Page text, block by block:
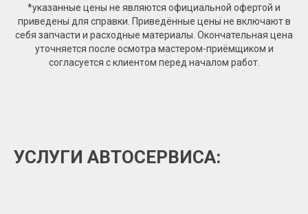
*указанные цены не являются официальной офертой и
приведены для справки. Приведённые цены не включают в
себя запчасти и расходные материалы. Окончательная цена
уточняется после осмотра мастером-приёмщиком и
согласуется с клиентом перед началом работ.
УСЛУГИ АВТОСЕРВИСА: